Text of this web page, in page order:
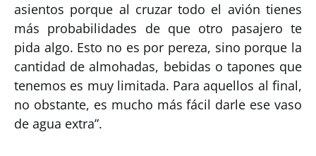
asientos porque al cruzar todo el avión tienes
más probabilidades de que otro pasajero te
pida algo. Esto no es por pereza, sino porque la
cantidad de almohadas, bebidas o tapones que
tenemos es muy limitada. Para aquellos al final,
no obstante, es mucho más fácil darle ese vaso
de agua extra”.